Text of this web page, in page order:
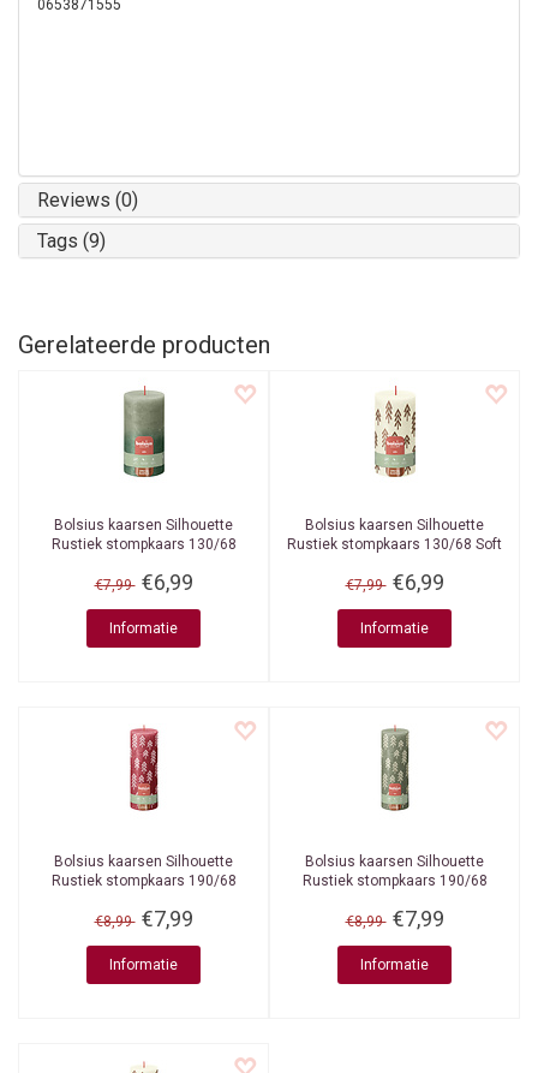
0653871555
Reviews (0)
Tags (9)
Gerelateerde producten
Bolsius kaarsen Silhouette
Rustiek stompkaars 130/68
€7,99 €6,99
Informatie
Bolsius kaarsen Silhouette
Rustiek stompkaars 130/68 Soft
€7,99 €6,99
Informatie
Bolsius kaarsen Silhouette
Rustiek stompkaars 190/68
€8,99 €7,99
Informatie
Bolsius kaarsen Silhouette
Rustiek stompkaars 190/68
€8,99 €7,99
Informatie